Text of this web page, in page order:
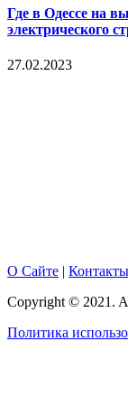
Где в Одессе на
электрического
27.02.2023
О Сайте | Контакты
Copyright © 2021.
Политика